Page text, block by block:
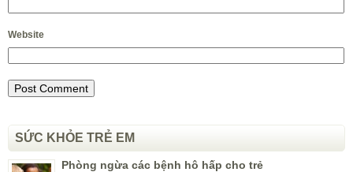
Website
SỨC KHỎE TRẺ EM
Phòng ngừa các bệnh hô hấp cho trẻ